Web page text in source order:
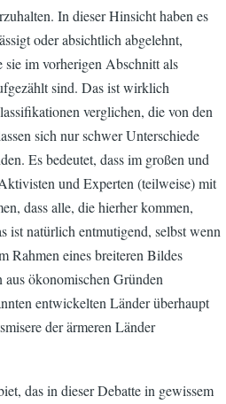
In dieser Hinsicht haben es
oder absichtlich abgelehnt,
im vorherigen Abschnitt als
sind. Das ist wirklich
verglichen, die von den
sich nur schwer Unterschiede
Es bedeutet, dass im großen und
und Experten (teilweise) mit
dass alle, die hierher kommen,
ist natürlich entmutigend, selbst wenn
Rahmen eines breiteren Bildes
ökonomischen Gründen
entwickelten Länder überhaupt
der ärmeren Länder
das in dieser Debatte in gewissem